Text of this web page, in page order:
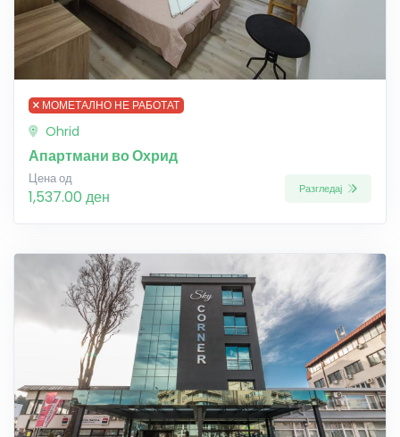
МОМЕТАЛНО НЕ РАБОТАТ
Ohrid
Апартмани во Охрид
Цена од
1,537.00 ден Разгледај